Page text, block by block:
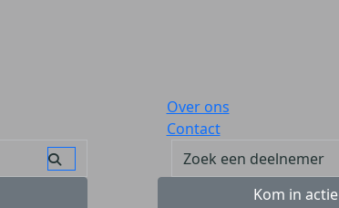
Over ons
Contact
Kom in actie